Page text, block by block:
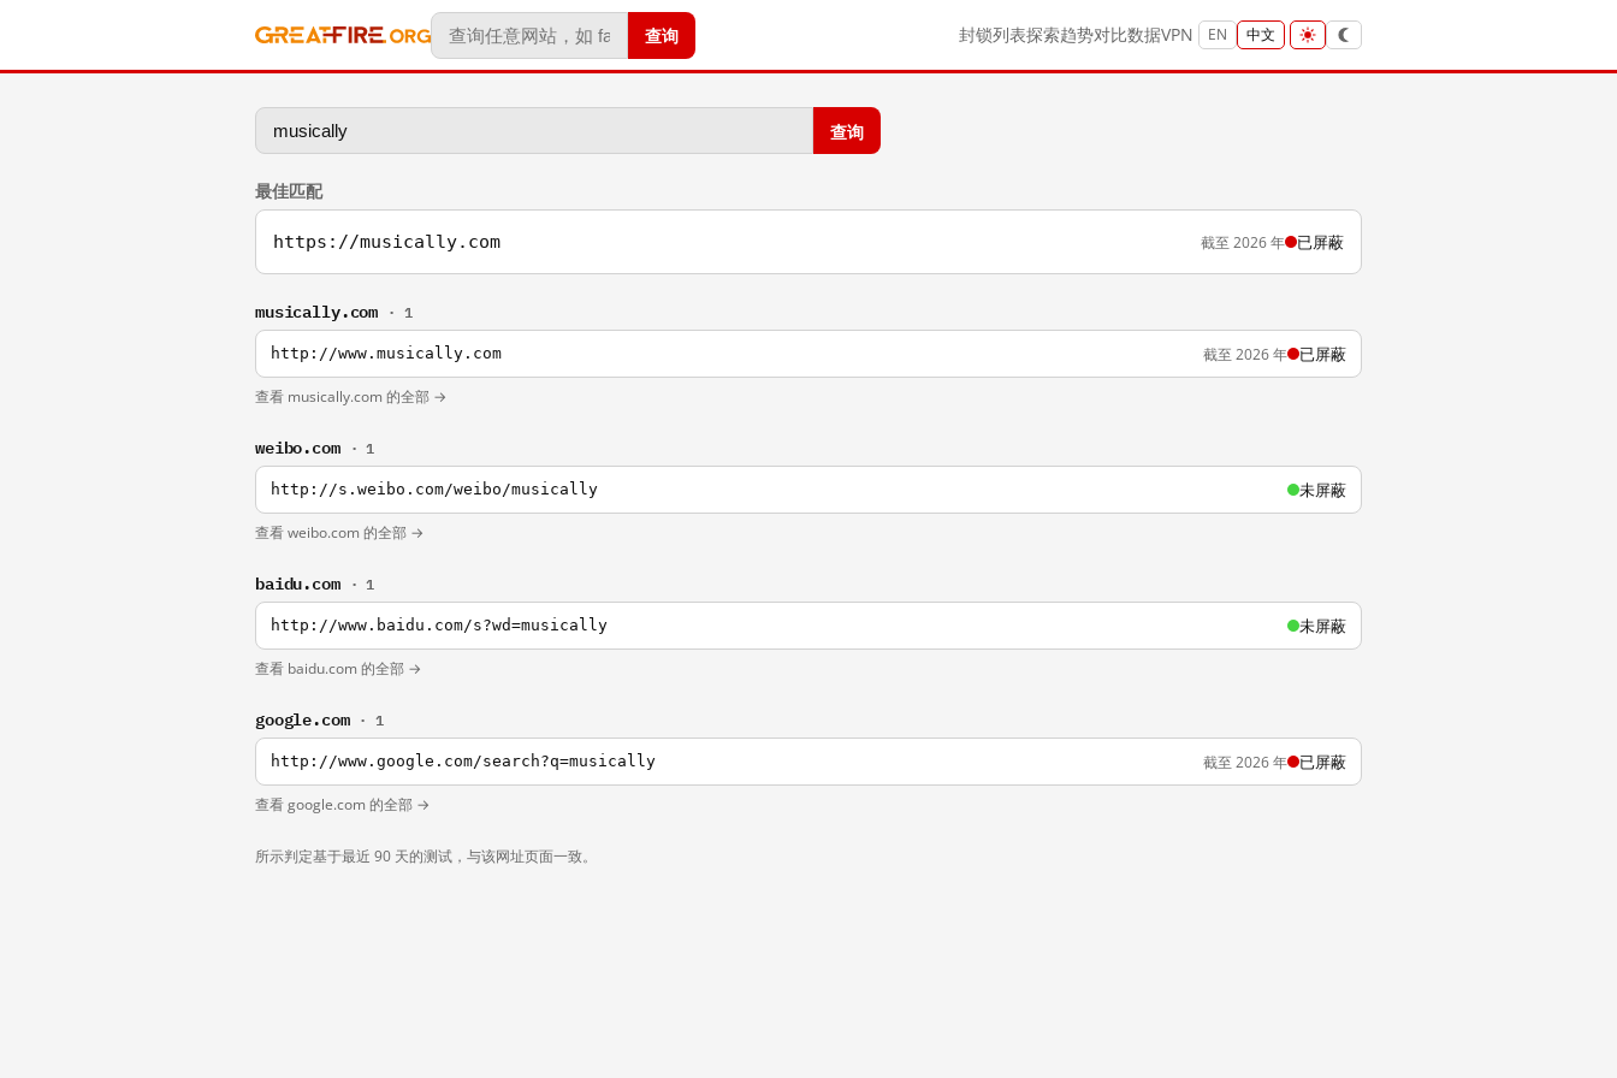
查询 封锁列表探索趋势对比数据VPN EN 中文
查询
最佳匹配
https://musically.com 截至 2026 年 已屏蔽
musically.com · 1
http://www.musically.com 截至 2026 年 已屏蔽
查看 musically.com 的全部 →
weibo.com · 1
http://s.weibo.com/weibo/musically 未屏蔽
查看 weibo.com 的全部 →
baidu.com · 1
http://www.baidu.com/s?wd=musically 未屏蔽
查看 baidu.com 的全部 →
google.com · 1
http://www.google.com/search?q=musically 截至 2026 年 已屏蔽
查看 google.com 的全部 →
所示判定基于最近 90 天的测试，与该网址页面一致。